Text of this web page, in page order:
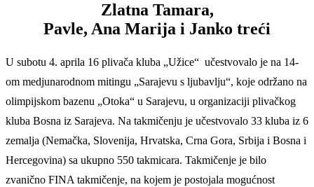
Zlatna Tamara,
Pavle, Ana Marija i Janko treći
U subotu 4. aprila 16 plivača kluba „Užice“ učestvovalo je na 14-
om medjunarodnom mitingu „Sarajevu s ljubavlju“, koje održano na
olimpijskom bazenu „Otoka“ u Sarajevu, u organizaciji plivačkog
kluba Bosna iz Sarajeva. Na takmičenju je učestvovalo 33 kluba iz 6
zemalja (Nemačka, Slovenija, Hrvatska, Crna Gora, Srbija i Bosna i
Hercegovina) sa ukupno 550 takmicara. Takmičenje je bilo
zvanično FINA takmičenje, na kojem je postojala mogućnost